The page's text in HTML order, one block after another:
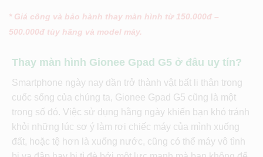
* Giá công và bảo hành thay màn hình từ 150.000đ –
500.000đ tùy hãng và model máy.
Thay màn hình Gionee Gpad G5 ở đâu uy tín?
Smartphone ngày nay dần trở thành vật bất li thân trong
cuốc sống của chúng ta, Gionee Gpad G5 cũng là một
trong số đó. Việc sử dụng hằng ngày khiến bạn khó tránh
khỏi những lúc sơ ý làm rơi chiếc máy của mình xuống
đất, hoặc tệ hơn là xuống nước, cũng có thể máy vô tình